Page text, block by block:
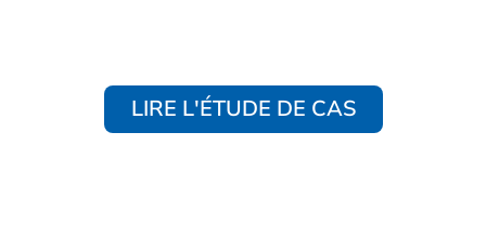
LIRE L'ÉTUDE DE CAS